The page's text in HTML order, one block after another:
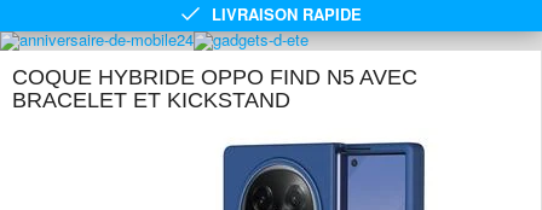
LIVRAISON RAPIDE
COQUE HYBRIDE OPPO FIND N5 AVEC
BRACELET ET KICKSTAND